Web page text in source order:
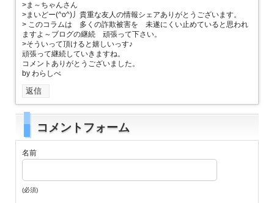
>ま～ちゃんさん
>まいどー(^o^)丿貴重な友人の情報シェアありがとうございます。
> このコラムは 多くの詐欺被害を 未遂にくい止めていると思われ
ますよ～ブログの継続 頑張って下さい。
>そういって頂けると嬉しいっす♪
頑張って継続していきますね。
コメントありがとうございました。
by わらしべ
返信
コメントフォーム
名前
(必須)